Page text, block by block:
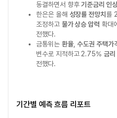
동결하면서 향후기준금리 인
한은은 올해 성장률 전망치 를
조정하고 물가 상승 압력 확대
전했다.
금통위는 환율,수도권 주택가
변수로 지적하고 2.75% 금리
전했다.
기간별 예측 흐름 리포트